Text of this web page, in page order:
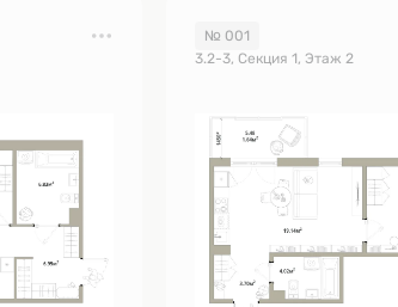
№ 001
3.2-3, Секция 1, Этаж 2